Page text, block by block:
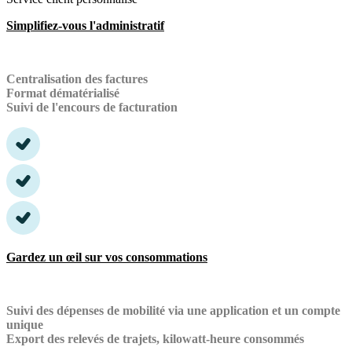
Simplifiez-vous l'administratif
Centralisation des factures
Format dématérialisé
Suivi de l'encours de facturation
Gardez un œil sur vos consommations
Suivi des dépenses de mobilité via une application et un compte
unique
Export des relevés de trajets, kilowatt-heure consommés